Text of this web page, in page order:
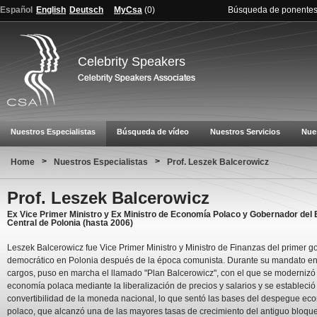
Español English Deutsch MyCsa (0) Búsqueda de ponentes
Celebrity Speakers
Nuestros Especialistas Búsqueda de vídeo Nuestros Servicios
Home > Nuestros Especialistas > Prof. Leszek Balcerowicz
Prof. Leszek Balcerowicz
Ex Vice Primer Ministro y Ex Ministro de Economía Polaco y Gobernador del
Central de Polonia (hasta 2006)
Leszek Balcerowicz fue Vice Primer Ministro y Ministro de Finanzas del primer
democrático en Polonia después de la época comunista. Durante su mandato
cargos, puso en marcha el llamado "Plan Balcerowicz", con el que se
economía polaca mediante la liberalización de precios y salarios y se
convertibilidad de la moneda nacional, lo que sentó las bases del despegue
polaco, que alcanzó una de las mayores tasas de crecimiento del antiguo